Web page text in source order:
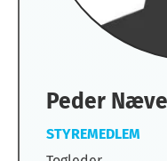
Peder
STYREMEDLEM